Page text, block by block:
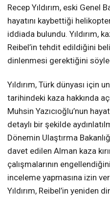
Recep Yıldırım, eski Genel
hayatını kaybettiği
iddiada bulundu. Yıldırım,
Reibel’in tehdit edildiğini
dinlenmesi gerektiğini
Yıldırım, Türk dünyası
tarihindeki kaza hakkında
Muhsin Yazıcıoğlu’nun
detaylı bir şekilde
Dönemin Ulaştırma
davet edilen Alman kaza
çalışmalarının
inceleme yapmasına izin
Yıldırım, Reibel’in